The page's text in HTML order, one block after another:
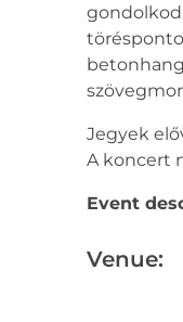
Jegyek
A koncert
Event
Venue: